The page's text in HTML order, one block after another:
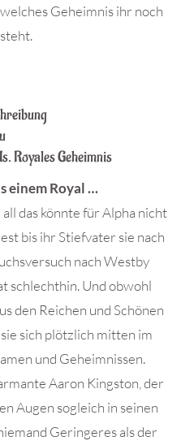
Geheimnis ihr noch
Royales Geheimnis
einem Royal …
das könnte für Alpha nicht
bis ihr Stiefvater sie nach
nach Westby
schlechthin. Und obwohl
den Reichen und Schönen
sich plötzlich mitten im
und Geheimnissen.
Aaron Kingston, der
Augen sogleich in seinen
Geringeres als der